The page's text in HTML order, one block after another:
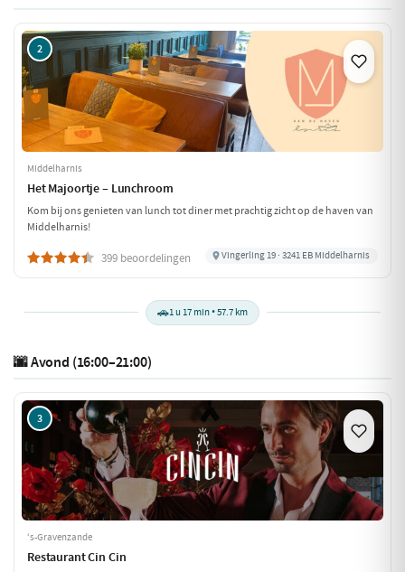
2
Middelharnis
Het Majoortje – Lunchroom
Kom bij ons genieten van lunch tot diner met prachtig zicht op de haven van
Middelharnis!
399 beoordelingen Vingerling 19 · 3241 EB Middelharnis
🚗1 u 17 min • 57.7 km
🌆 Avond (16:00–21:00)
3
‘s-Gravenzande
Restaurant Cin Cin